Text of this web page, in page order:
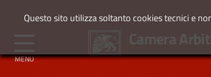
MENU
Camera
Questo sito utilizza soltanto cookies tecnici e